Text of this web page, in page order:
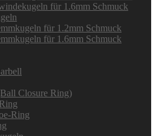
für 1.6mm Schmuck
für 1.2mm Schmuck
für 1.6mm Schmuck
Closure Ring)
Ring